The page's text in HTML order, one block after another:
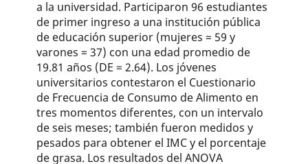
a la univer­sidad. Participaron 96 estudiantes
de primer ingreso a una institución pública
de educa­ción superior (mujeres = 59 y
varones = 37) con una edad promedio de
19.81 años (DE = 2.64). Los jóvenes
universitarios contestaron el Cuestionario
de Frecuencia de Consumo de Alimento en
tres momentos diferentes, con un intervalo
de seis meses; también fueron medidos y
pesados para obtener el IMC y el porcentaje
de grasa. Los resultados del ANO­VA